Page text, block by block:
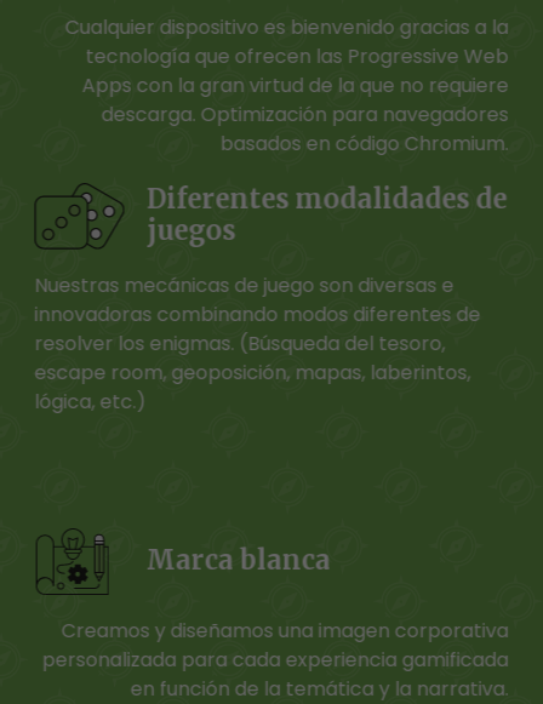
Cualquier dispositivo es bienvenido gracias a la
tecnología que ofrecen las Progressive Web
Apps con la gran virtud de la que no requiere
descarga. Optimización para navegadores
basados en código Chromium.
Diferentes modalidades de
juegos
Nuestras mecánicas de juego son diversas e
innovadoras combinando modos diferentes de
resolver los enigmas. (Búsqueda del tesoro,
escape room, geoposición, mapas, laberintos,
lógica, etc.)
Marca blanca
Creamos y diseñamos una imagen corporativa
personalizada para cada experiencia gamificada
en función de la temática y la narrativa.